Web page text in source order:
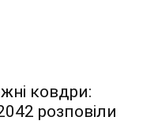
ковдри:
розповіли